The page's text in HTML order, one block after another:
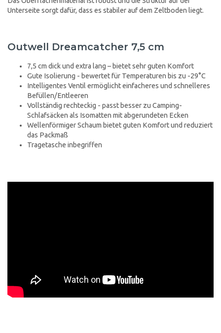
Unterseite sorgt dafür, dass es stabiler auf dem Zeltboden liegt.
Outwell Dreamcatcher 7,5 cm
7,5 cm dick und extra lang – bietet sehr guten Komfort
Gute Isolierung - bewertet für Temperaturen bis zu -29°C
Intelligentes Ventil ermöglicht einfacheres und schnelleres
Befüllen/Entleeren
Vollständig rechteckig - passt besser zu Camping-
Schlafsäcken als Isomatten mit abgerundeten Ecken
Wellenförmiger Schaum bietet guten Komfort und reduziert
das Packmaß
Tragetasche inbegriffen